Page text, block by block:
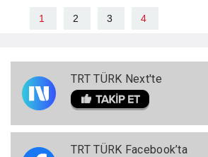
1 2 3 4
TRT TÜRK Next'te
TRT TÜRK Facebook’ta